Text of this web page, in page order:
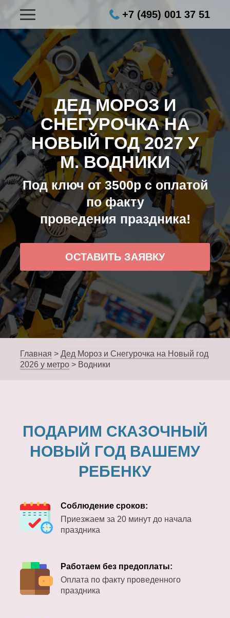
+7 (495) 001 37 51
ДЕД МОРОЗ И
СНЕГУРОЧКА НА
НОВЫЙ ГОД 2027 У
М. ВОДНИКИ
Под ключ от 3500р с оплатой
по факту
проведения праздника!
ОСТАВИТЬ ЗАЯВКУ
Главная > Дед Мороз и Снегурочка на Новый год
2026 у метро > Водники
ПОДАРИМ СКАЗОЧНЫЙ
НОВЫЙ ГОД ВАШЕМУ
РЕБЕНКУ
Соблюдение сроков:
Приезжаем за 20 минут до начала
праздника
Работаем без предоплаты:
Оплата по факту проведенного
праздника